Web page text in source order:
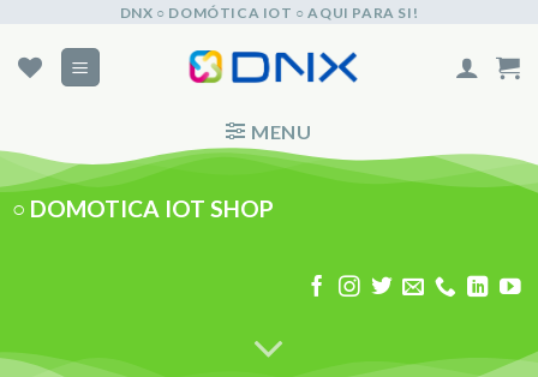
content
DNX ○ DOMÓTICA IOT ○ AQUI PARA SI!
MENU
○ DOMOTICA IOT SHOP